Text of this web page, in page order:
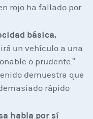
rojo ha fallado por
básica.
un vehículo a una
o prudente.”
demuestra que
rápido
habla por sí